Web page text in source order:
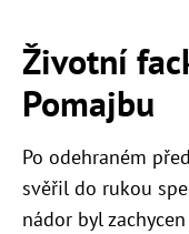
Životní
Pomajbu
Po odehraném
svěřil do rukou
nádor byl